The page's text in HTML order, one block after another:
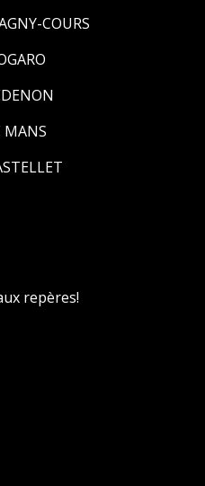
COURS
MANS
repères!